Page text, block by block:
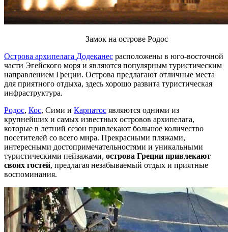
Замок на острове Родос
Острова архипелага Додеканес расположены в юго-восточной
части Эгейского моря и являются популярным туристическим
направлением Греции. Острова предлагают отличные места
для приятного отдыха, здесь хорошо развита туристическая
инфраструктура.
Родос, Кос, Сими и Карпатос являются одними из
крупнейших и самых известных островов архипелага,
которые в летний сезон привлекают большое количество
посетителей со всего мира. Прекрасными пляжами,
интересными достопримечательностями и уникальными
туристическими пейзажами, острова Греции привлекают
своих гостей, предлагая незабываемый отдых и приятные
воспоминания.